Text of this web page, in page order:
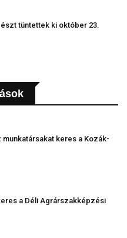
tüntettek ki október 23.
keres a Kozák-
a Déli Agrárszakképzési